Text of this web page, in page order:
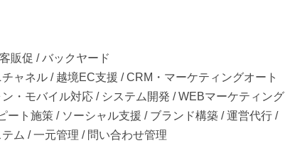
販促 / バックヤード
ャネル / 越境EC支援 / CRM・マーケティングオート
・モバイル対応 / システム開発 / WEBマーケティング
ート施策 / ソーシャル支援 / ブランド構築 / 運営代行 /
ム / 一元管理 / 問い合わせ管理